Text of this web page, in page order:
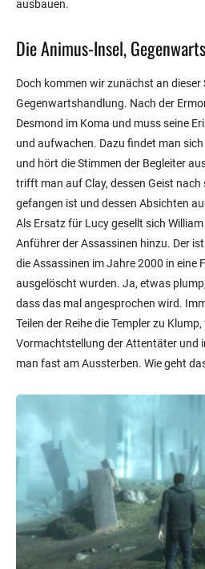
ausbauen.
Die Animus-Insel,
Doch kommen wir zunächst an dieser
Gegenwartshandlung. Nach der
Desmond im Koma und muss seine
und aufwachen. Dazu findet man
und hört die Stimmen der Begleiter
trifft man auf Clay, dessen Geist nach
gefangen ist und dessen Absichten
Als Ersatz für Lucy gesellt sich
Anführer der Assassinen hinzu. Der
die Assassinen im Jahre 2000 in eine
ausgelöscht wurden. Ja, etwas
dass das mal angesprochen wird.
Teilen der Reihe die Templer zu
Vormachtstellung der Attentäter und
man fast am Aussterben. Wie geht